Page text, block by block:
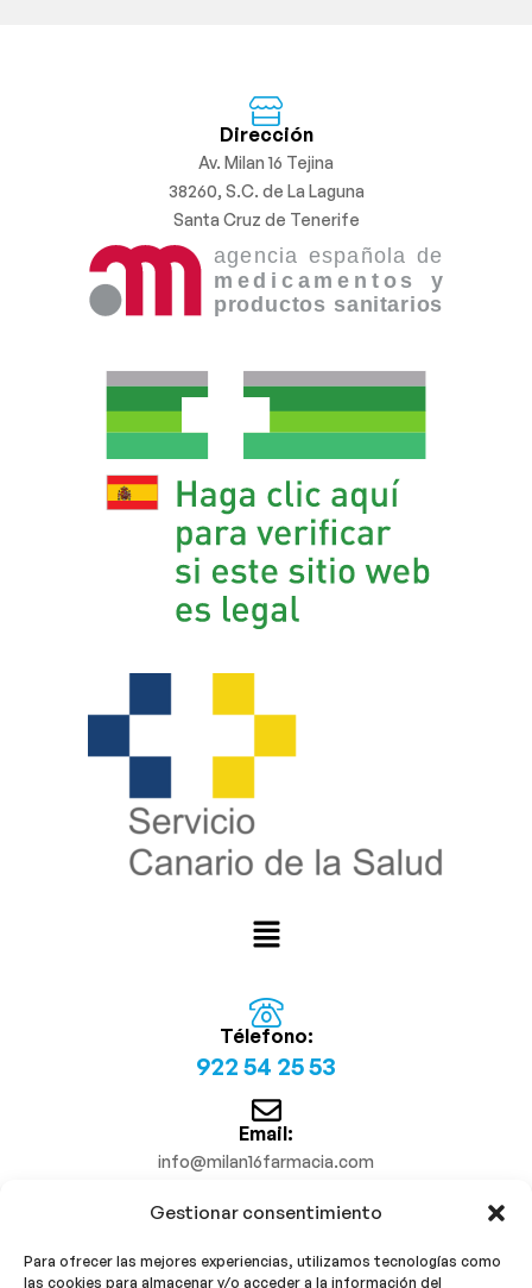
Gestionar consentimiento
Para ofrecer las mejores experiencias, utilizamos tecnologías como
las cookies para almacenar y/o acceder a la información del
Dirección
Av. Milan 16 Tejina
38260, S.C. de La Laguna
Santa Cruz de Tenerife
Télefono:
922 54 25 53
Email:
info@milan16farmacia.com
¡Síguenos!